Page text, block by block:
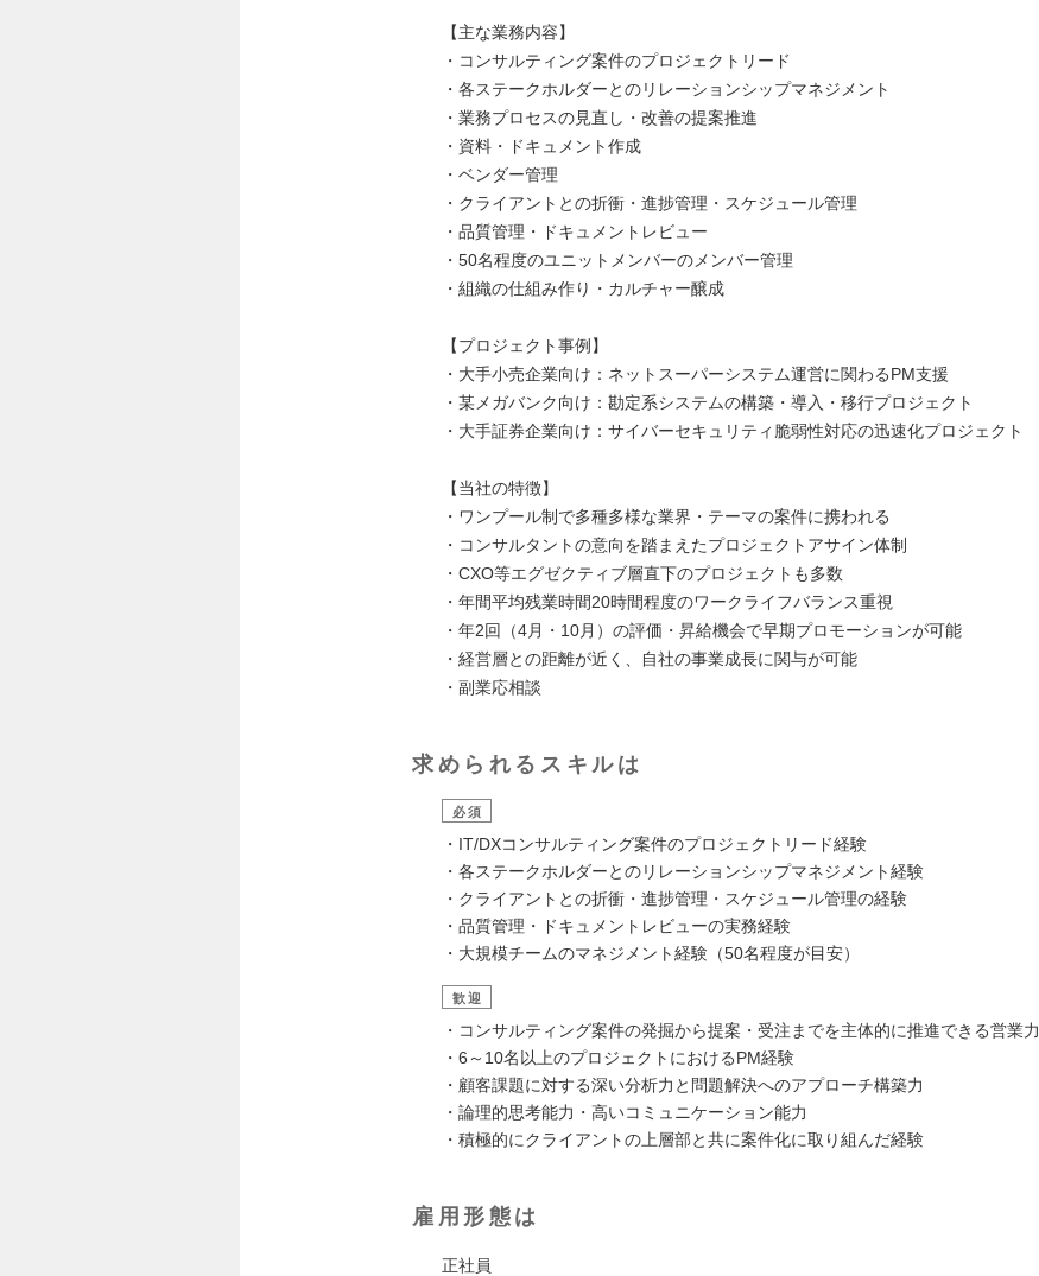
【主な業務内容】
・コンサルティング案件のプロジェクトリード
・各ステークホルダーとのリレーションシップマネジメント
・業務プロセスの見直し・改善の提案推進
・資料・ドキュメント作成
・ベンダー管理
・クライアントとの折衝・進捗管理・スケジュール管理
・品質管理・ドキュメントレビュー
・50名程度のユニットメンバーのメンバー管理
・組織の仕組み作り・カルチャー醸成
【プロジェクト事例】
・大手小売企業向け：ネットスーパーシステム運営に関わるPM支援
・某メガバンク向け：勘定系システムの構築・導入・移行プロジェクト
・大手証券企業向け：サイバーセキュリティ脆弱性対応の迅速化プロジェクト
【当社の特徴】
・ワンプール制で多種多様な業界・テーマの案件に携われる
・コンサルタントの意向を踏まえたプロジェクトアサイン体制
・CXO等エグゼクティブ層直下のプロジェクトも多数
・年間平均残業時間20時間程度のワークライフバランス重視
・年2回（4月・10月）の評価・昇給機会で早期プロモーションが可能
・経営層との距離が近く、自社の事業成長に関与が可能
・副業応相談
求められるスキルは
必須
・IT/DXコンサルティング案件のプロジェクトリード経験
・各ステークホルダーとのリレーションシップマネジメント経験
・クライアントとの折衝・進捗管理・スケジュール管理の経験
・品質管理・ドキュメントレビューの実務経験
・大規模チームのマネジメント経験（50名程度が目安）
歓迎
・コンサルティング案件の発掘から提案・受注までを主体的に推進できる営業力
・6～10名以上のプロジェクトにおけるPM経験
・顧客課題に対する深い分析力と問題解決へのアプローチ構築力
・論理的思考能力・高いコミュニケーション能力
・積極的にクライアントの上層部と共に案件化に取り組んだ経験
雇用形態は
正社員